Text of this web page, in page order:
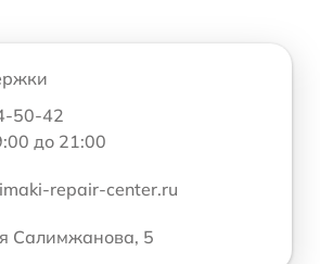
50-42
до 21:00
repair-center.ru
Салимжанова, 5